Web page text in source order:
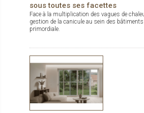
sous toutes ses facettes
Face à la multiplication des vagues de
gestion de la canicule au sein des bâtiments
primordiale.